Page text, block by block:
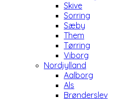
Skive
Sorring
Sæby
Them
Tørring
Viborg
Nordjylland
Aalborg
Als
Brønderslev